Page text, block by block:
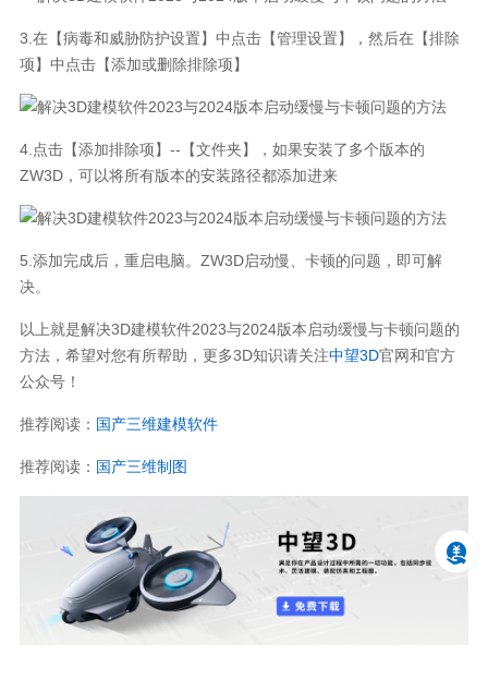
3.在【病毒和威胁防护设置】中点击【管理设置】，然后在【排除
项】中点击【添加或删除排除项】
4.点击【添加排除项】--【文件夹】，如果安装了多个版本的
ZW3D，可以将所有版本的安装路径都添加进来
5.添加完成后，重启电脑。ZW3D启动慢、卡顿的问题，即可解
决。
以上就是解决3D建模软件2023与2024版本启动缓慢与卡顿问题的
方法，希望对您有所帮助，更多3D知识请关注中望3D官网和官方
公众号！
推荐阅读： 国产三维建模软件
推荐阅读： 国产三维制图